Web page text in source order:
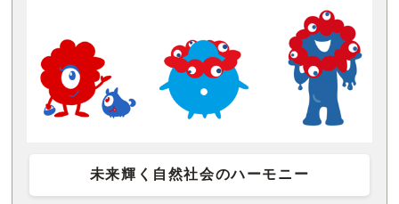
未来輝く自然社会のハーモニー